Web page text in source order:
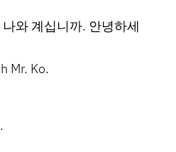
와 계십니까. 안녕하세
Mr. Ko.